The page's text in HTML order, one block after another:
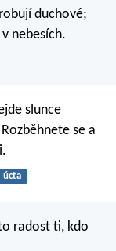
duchové;
nebesích.
slunce
Rozběhnete se a
úcta
radost ti, kdo